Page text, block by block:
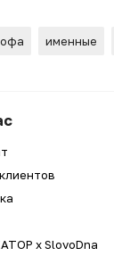
именные
x SlovoDna